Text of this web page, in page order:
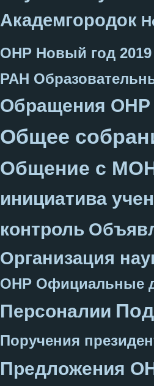
Академгородок
ОНР Новый год 2019
РАН
Обращения ОНР
Общее
Общение с
инициатива
контроль
Организация
ОНР Официальные
Персоналии
Поручения
Предложения